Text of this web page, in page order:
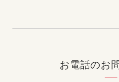
お電話のお